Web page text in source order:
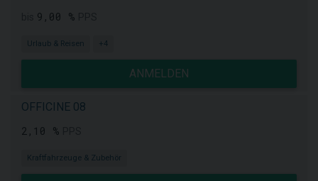
9,00 %
Urlaub & Reisen +4
ANMELDEN
OFFICINE 08
2,10 %
Kraftfahrzeuge & Zubehör